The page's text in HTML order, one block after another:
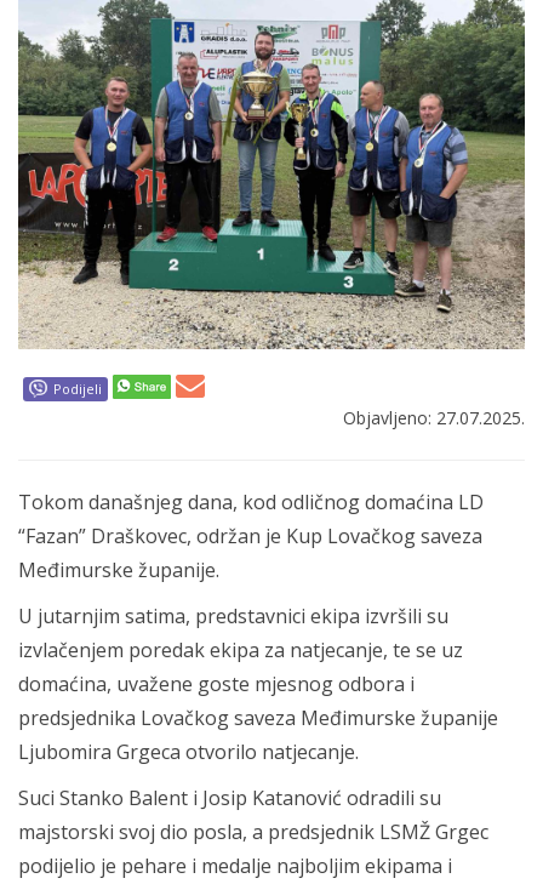
Podijeli
Objavljeno: 27.07.2025.
Tokom današnjeg dana, kod odličnog domaćina LD
“Fazan” Draškovec, održan je Kup Lovačkog saveza
Međimurske županije.
U jutarnjim satima, predstavnici ekipa izvršili su
izvlačenjem poredak ekipa za natjecanje, te se uz
domaćina, uvažene goste mjesnog odbora i
predsjednika Lovačkog saveza Međimurske županije
Ljubomira Grgeca otvorilo natjecanje.
Suci Stanko Balent i Josip Katanović odradili su
majstorski svoj dio posla, a predsjednik LSMŽ Grgec
podijelio je pehare i medalje najboljim ekipama i